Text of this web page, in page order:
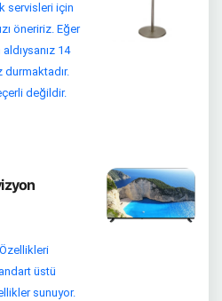
servisleri için
öneririz. Eğer
14
durmaktadır.
değildir.
üstü
sunuyor.